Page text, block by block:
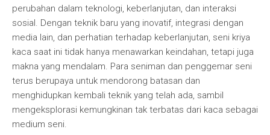
perubahan dalam teknologi, keberlanjutan, dan interaksi
sosial. Dengan teknik baru yang inovatif, integrasi dengan
media lain, dan perhatian terhadap keberlanjutan, seni kriya
kaca saat ini tidak hanya menawarkan keindahan, tetapi juga
makna yang mendalam. Para seniman dan penggemar seni
terus berupaya untuk mendorong batasan dan
menghidupkan kembali teknik yang telah ada, sambil
mengeksplorasi kemungkinan tak terbatas dari kaca sebagai
medium seni.